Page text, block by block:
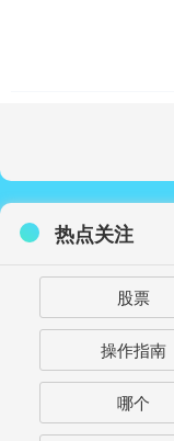
热点关注
股票
操作指南
哪个